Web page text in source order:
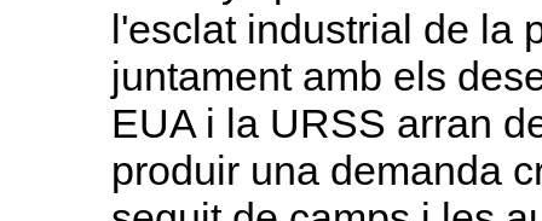
l'esclat industrial de la
juntament amb els
EUA i la URSS arran
produir una demanda